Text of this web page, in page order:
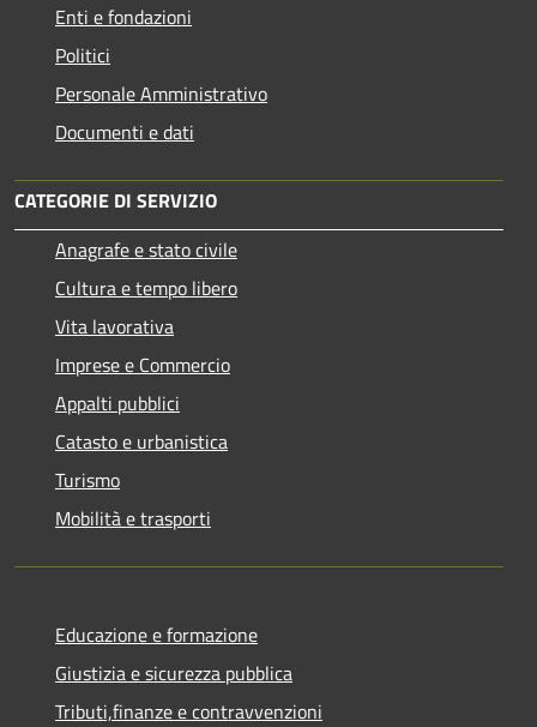
Enti e fondazioni
Politici
Personale Amministrativo
Documenti e dati
CATEGORIE DI SERVIZIO
Anagrafe e stato civile
Cultura e tempo libero
Vita lavorativa
Imprese e Commercio
Appalti pubblici
Catasto e urbanistica
Turismo
Mobilità e trasporti
Educazione e formazione
Giustizia e sicurezza pubblica
Tributi,finanze e contravvenzioni